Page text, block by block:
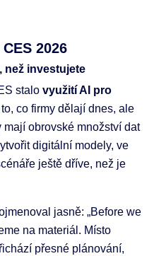
2026
než investujete
stalo využití AI pro
co firmy dělají dnes, ale
obrovské množství dat
digitální modely, ve
ještě dříve, než je
jasně: „Before we
na materiál. Místo
přesné plánování,